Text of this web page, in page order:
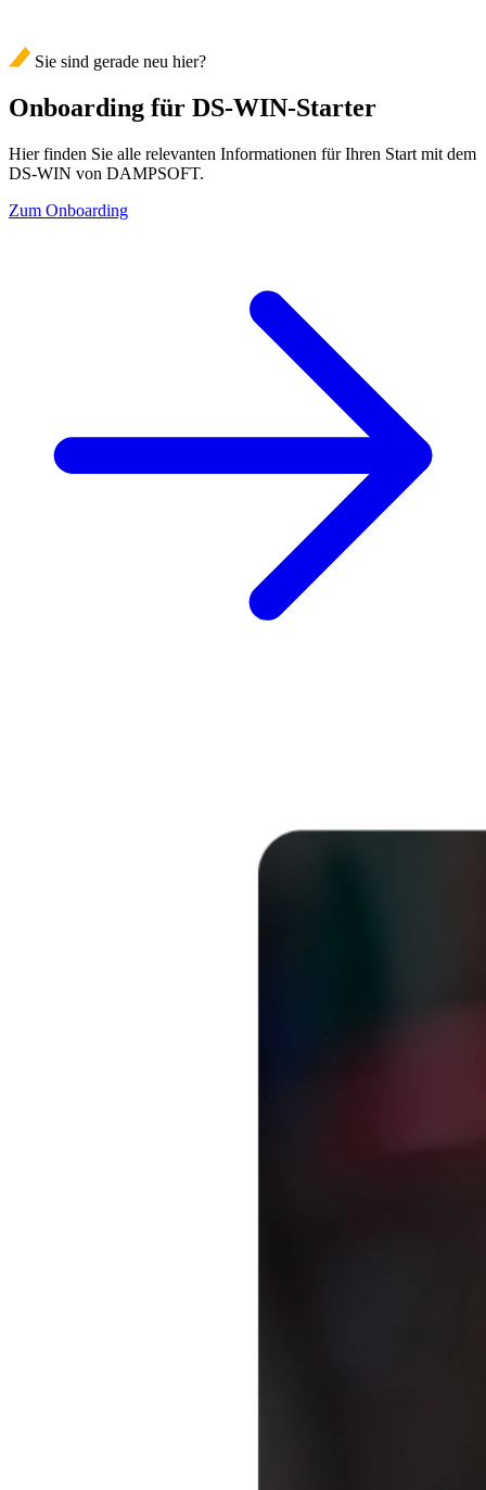
Sie sind gerade neu hier?
Onboarding für DS-WIN-Starter
Hier finden Sie alle relevanten Informationen für Ihren Start mit dem
DS-WIN von DAMPSOFT.
Zum Onboarding